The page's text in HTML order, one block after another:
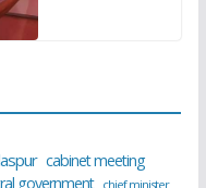
cabinet meeting
government chief minister